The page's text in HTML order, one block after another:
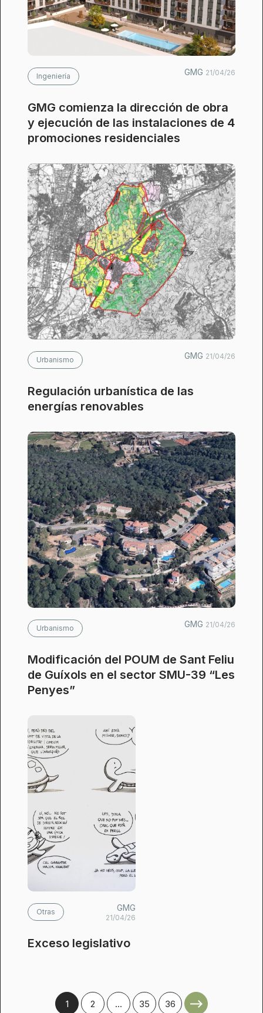
Ingeniería GMG 21/04/26
GMG comienza la dirección de obra
y ejecución de las instalaciones de 4
promociones residenciales
Urbanismo GMG 21/04/26
Regulación urbanística de las
energías renovables
Urbanismo GMG 21/04/26
Modificación del POUM de Sant Feliu
de Guíxols en el sector SMU-39 “Les
Penyes”
Otras GMG
21/04/26
Exceso legislativo
1 2 … 35 36